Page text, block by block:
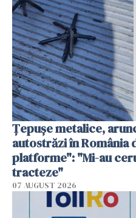
Țepușe metalice,
autostrăzi în România
platforme": "Mi-au
tracteze"
07 AUGUST 2026